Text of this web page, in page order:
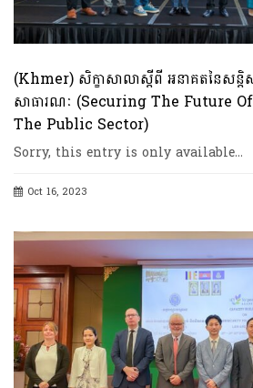
(Khmer) សិក្ខាសាលាស្តីពី អនាគតនៃស
សាធារណៈ (Securing The Future
The Public Sector)
Sorry, this entry is only available…
Oct 16, 2023